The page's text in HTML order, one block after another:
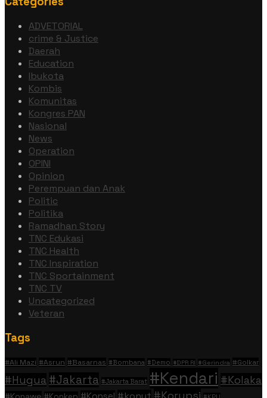
ADVETORIAL
crime & Justice
Daerah
Education
Ibukota
Kombis
Komunitas
Kongres PAN
Nasional
News
Operation
OPINI
Opinion
Perempuan dan Anak
Politic
Politika
Ramadhan Story
TNC Edukasi
TNC Health
TNC Inspiration
TNC Sportainment
TNC TV
Uncategorized
Veteran
Tags
#Ali Mazi #Asrun #Basarnas #Bombana #Demo #DPR RI #Gerindra #Golkar
#Hugua #Jakarta #Jakarta Barat #Kendari #Kolaka